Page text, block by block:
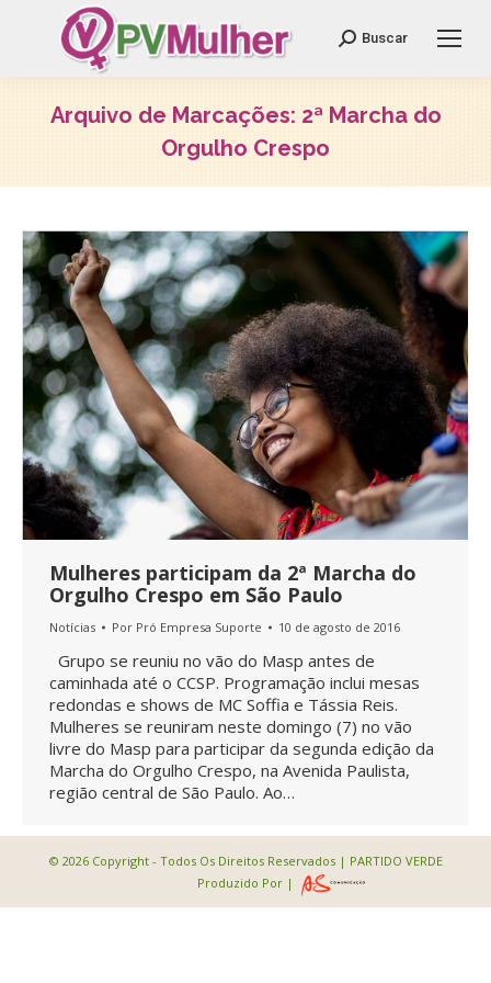
Search:
Buscar
Arquivo de Marcações: 2ª Marcha do
Orgulho Crespo
Mulheres participam da 2ª Marcha do
Orgulho Crespo em São Paulo
Notícias Por Pró Empresa Suporte 10 de agosto de 2016
Grupo se reuniu no vão do Masp antes de
caminhada até o CCSP. Programação inclui mesas
redondas e shows de MC Soffia e Tássia Reis.
Mulheres se reuniram neste domingo (7) no vão
livre do Masp para participar da segunda edição da
Marcha do Orgulho Crespo, na Avenida Paulista,
região central de São Paulo. Ao…
© 2026 Copyright - Todos Os Direitos Reservados | PARTIDO VERDE
Produzido Por |